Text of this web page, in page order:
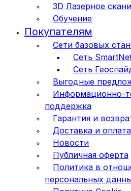
3D Лазерное
Обучение
Покупателям
Сети базовых
Сеть
Сеть
Выгодные
Информационно-
поддержка
Гарантия и
Доставка и оплата
Новости
Публичная оферта
Политика в
персональных